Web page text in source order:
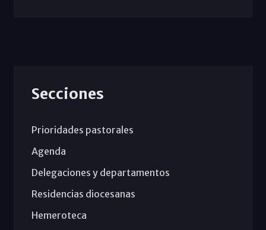
Secciones
Prioridades pastorales
Agenda
Delegaciones y departamentos
Residencias diocesanas
Hemeroteca